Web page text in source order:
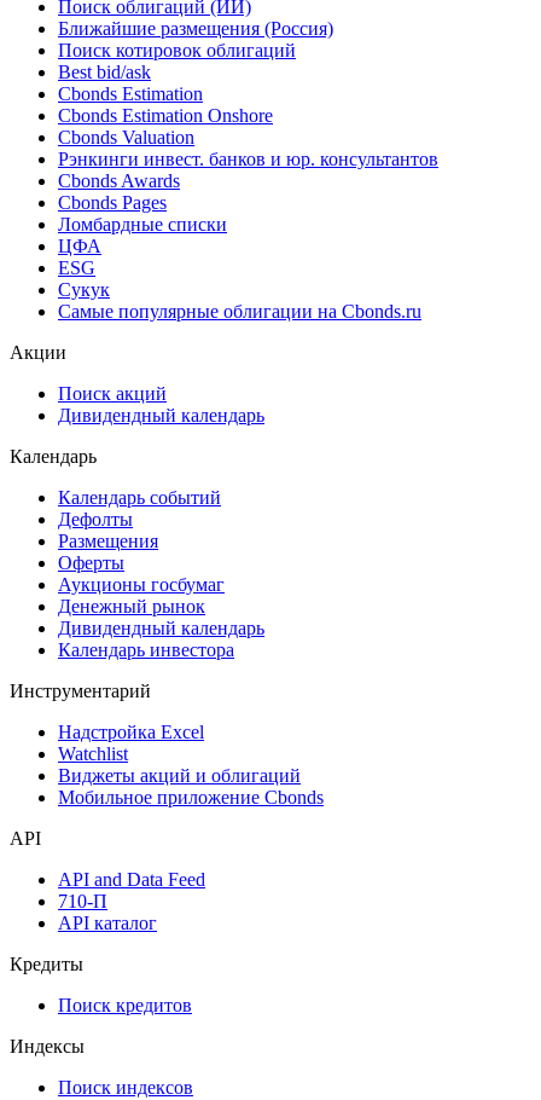
Облигации
Поиск облигаций & Карты рынка
Поиск облигаций (ИИ)
Ближайшие размещения (Россия)
Поиск котировок облигаций
Best bid/ask
Cbonds Estimation
Cbonds Estimation Onshore
Cbonds Valuation
Рэнкинги инвест. банков и юр. консультантов
Cbonds Awards
Cbonds Pages
Ломбардные списки
ESG
Самые популярные облигации на Cbonds.ru
Дивидендный календарь
Календарь
Календарь событий
Дефолты
Размещения
Оферты
Аукционы госбумаг
Денежный рынок
Календарь инвестора
Инструментарий
Надстройка Excel
Мобильное приложение Cbonds
API
API and Data Feed
API каталог
Кредиты
Поиск кредитов